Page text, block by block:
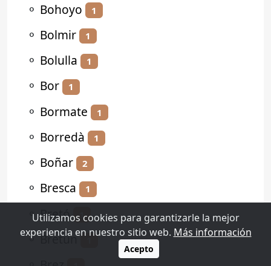
⚬ Bohoyo 1
⚬ Bolmir 1
⚬ Bolulla 1
⚬ Bor 1
⚬ Bormate 1
⚬ Borredà 1
⚬ Boñar 2
⚬ Bresca 1
⚬Bretó 1
⚬Bretún 1
Utilizamos cookies para garantizarle la mejor
experiencia en nuestro sitio web. Más información
Acepto